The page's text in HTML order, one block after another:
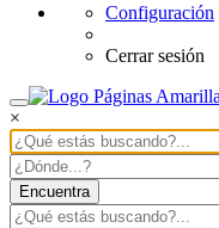
Configuración
Cerrar sesión
×
Encuentra